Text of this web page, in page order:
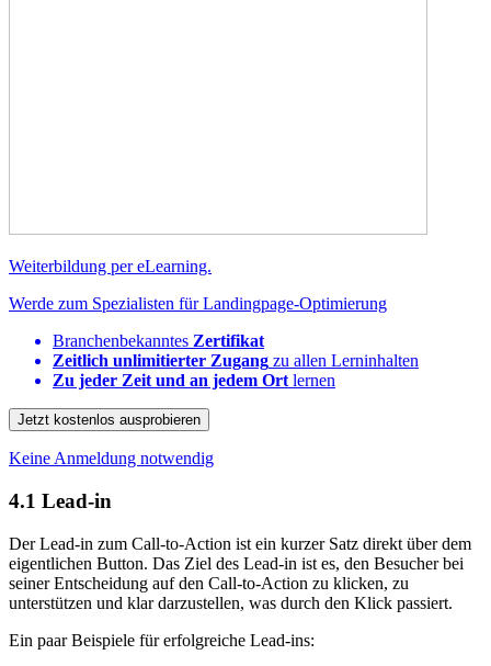
Weiterbildung per eLearning.
Werde zum Spezialisten für Landingpage-Optimierung
Branchenbekanntes Zertifikat
Zeitlich unlimitierter Zugang zu allen Lerninhalten
Zu jeder Zeit und an jedem Ort lernen
Jetzt kostenlos ausprobieren
Keine Anmeldung notwendig
4.1 Lead-in
Der Lead-in zum Call-to-Action ist ein kurzer Satz direkt über dem
eigentlichen Button. Das Ziel des Lead-in ist es, den Besucher bei
seiner Entscheidung auf den Call-to-Action zu klicken, zu
unterstützen und klar darzustellen, was durch den Klick passiert.
Ein paar Beispiele für erfolgreiche Lead-ins: